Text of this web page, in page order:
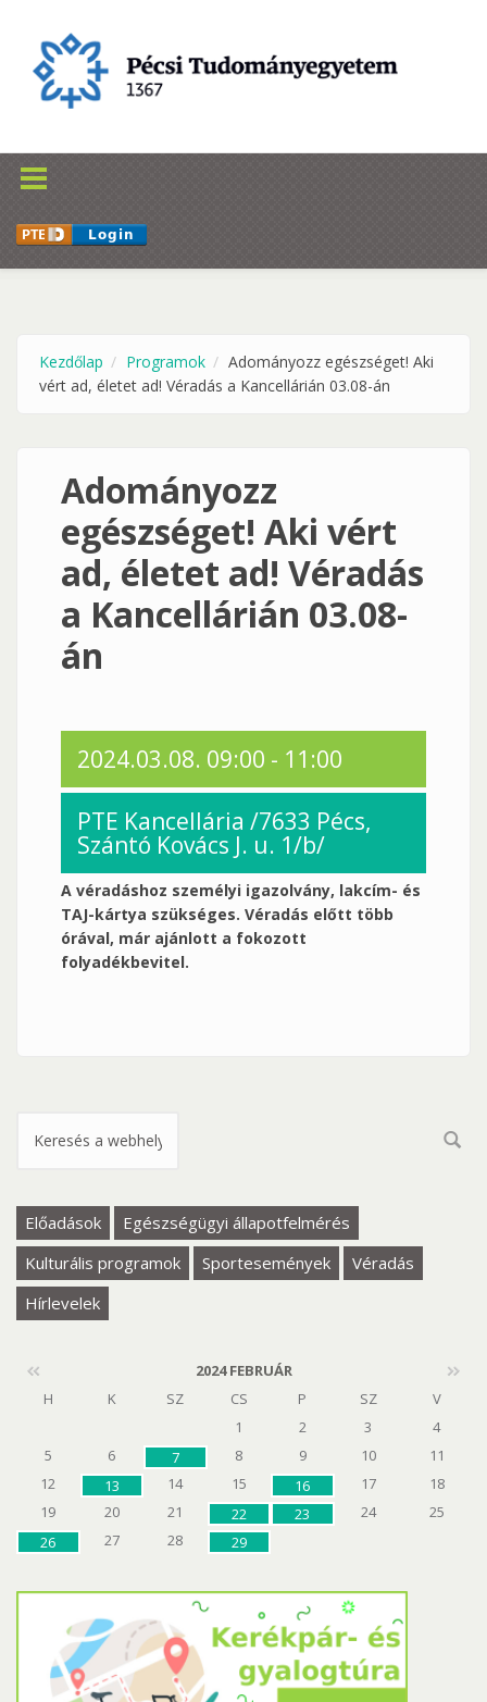
Kezdőlap Programok
Adományozz egészséget! Aki
vért ad, életet ad! Véradás a Kancellárián 03.08-án
Adományozz
egészséget! Aki vért
ad, életet ad! Véradás
a Kancellárián 03.08-
án
2024.03.08. 09:00 - 11:00
PTE Kancellária /7633 Pécs,
Szántó Kovács J. u. 1/b/
A véradáshoz személyi igazolvány, lakcím- és
TAJ-kártya szükséges. Véradás előtt több
órával, már ajánlott a fokozott
folyadékbevitel.
Keresés űrlap
Előadások
Egészségügyi állapotfelmérés
Kulturális programok
Sportesemények
Véradás
Hírlevelek
H K SZ CS P SZ
V
1
2 3
4
5
6 7 8 9 10
11
12
13 14 15 16 17
18
19
20 21 22 23 24
25
26
27 28 29
2024 FEBRUÁR